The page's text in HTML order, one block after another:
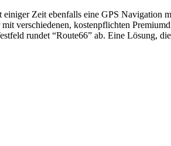
Zeit ebenfalls eine GPS Navigation
verschiedenen, kostenpflichten
rundet “Route66” ab. Eine Lösung,